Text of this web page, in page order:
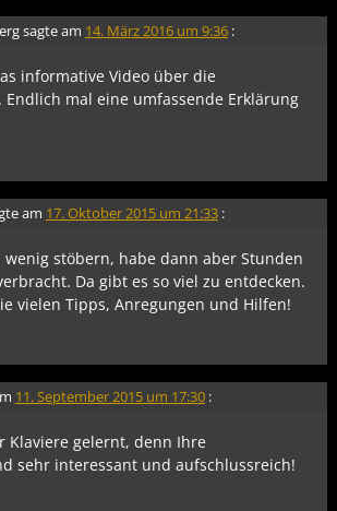
sagte am 14. März 2016 um 9:36 :
informative Video über die
Endlich mal eine umfassende Erklärung
am 17. Oktober 2015 um 21:33 :
stöbern, habe dann aber Stunden
Da gibt es so viel zu entdecken.
vielen Tipps, Anregungen und Hilfen!
11. September 2015 um 17:30 :
Klaviere gelernt, denn Ihre
sehr interessant und aufschlussreich!